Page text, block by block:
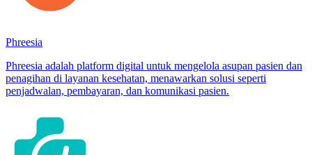
Phreesia
Phreesia adalah platform digital untuk mengelola asupan pasien dan
penagihan di layanan kesehatan, menawarkan solusi seperti
penjadwalan, pembayaran, dan komunikasi pasien.